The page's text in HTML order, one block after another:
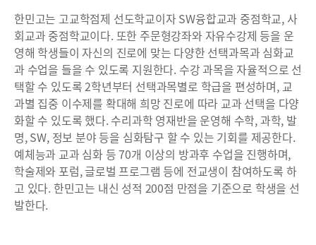
한민고는 고교학점제 선도학교이자 SW융합교과 중점학교, 사
회교과 중점학교이다. 또한 주문형강좌와 자유수강제 등을 운
영해 학생들이 자신의 진로에 맞는 다양한 선택과목과 심화교
과 수업을 들을 수 있도록 지원한다. 수강 과목을 자율적으로 선
택할 수 있도록 2학년부터 선택과목별로 학급을 편성하며, 교
과별 집중 이수제를 확대해 희망 진로에 따라 교과 선택을 다양
화할 수 있도록 했다. 수리과학 영재반을 운영해 수학, 과학, 발
명, SW, 정보 분야 등을 심화탐구 할 수 있는 기회를 제공한다.
예체능과 교과 심화 등 70개 이상의 방과후 수업을 진행하며,
학술제와 포럼, 글로벌 프로그램 등에 전교생이 참여하도록 하
고 있다. 한민고는 내신 성적 200점 만점을 기준으로 학생을 선
발한다.